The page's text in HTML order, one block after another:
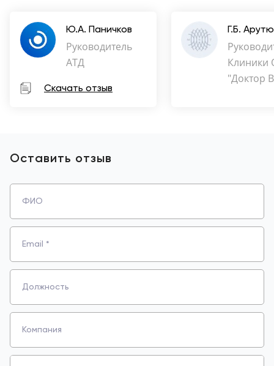
Ю.А. Паничков
Руководитель
АТД
Скачать отзыв
Г.Б.
Клиники
"Доктор
Оставить отзыв
ФИО
Email *
Должность
Компания